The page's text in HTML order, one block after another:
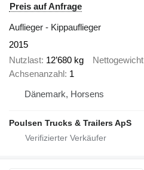
Preis auf Anfrage
Auflieger - Kippauflieger
2015
Nutzlast 12’680 kg Nettogewicht
Achsenanzahl 1
Dänemark, Horsens
Poulsen Trucks & Trailers ApS